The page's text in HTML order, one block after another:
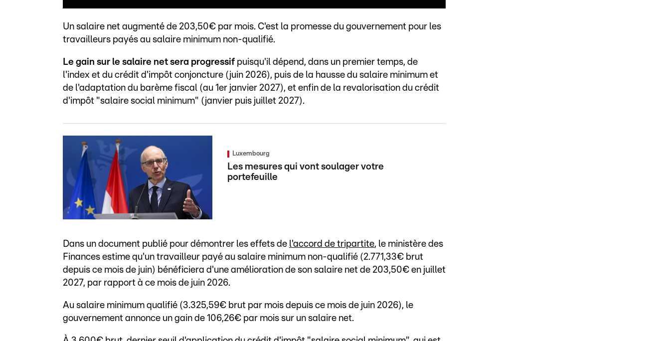
Un salaire net augmenté de 203,50€ par mois. C'est la promesse du gouvernement pour les
travailleurs payés au salaire minimum non-qualifié.
Le gain sur le salaire net sera progressif puisqu'il dépend, dans un premier temps, de
l'index et du crédit d'impôt conjoncture (juin 2026), puis de la hausse du salaire minimum et
de l'adaptation du barème fiscal (au 1er janvier 2027), et enfin de la revalorisation du crédit
d'impôt "salaire social minimum" (janvier puis juillet 2027).
Luxembourg
Les mesures qui vont soulager votre
portefeuille
Dans un document publié pour démontrer les effets de l'accord de tripartite, le ministère des
Finances estime qu'un travailleur payé au salaire minimum non-qualifié (2.771,33€ brut
depuis ce mois de juin) bénéficiera d'une amélioration de son salaire net de 203,50€ en juillet
2027, par rapport à ce mois de juin 2026.
Au salaire minimum qualifié (3.325,59€ brut par mois depuis ce mois de juin 2026), le
gouvernement annonce un gain de 106,26€ par mois sur un salaire net.